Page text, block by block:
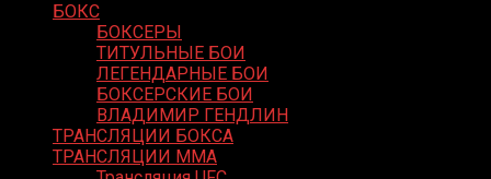
БОКС
БОКСЕРЫ
ТИТУЛЬНЫЕ БОИ
ЛЕГЕНДАРНЫЕ БОИ
БОКСЕРСКИЕ БОИ
ВЛАДИМИР ГЕНДЛИН
ТРАНСЛЯЦИИ БОКСА
ТРАНСЛЯЦИИ MMA